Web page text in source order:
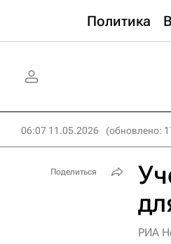
Политика
06:07 11.05.2026 (обновлено:
РИА
Поделиться